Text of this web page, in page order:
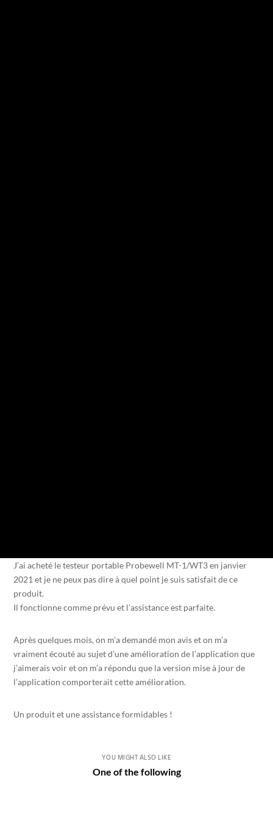
J’ai acheté le testeur portable Probewell MT-1/WT3 en janvier
2021 et je ne peux pas dire à quel point je suis satisfait de ce
produit.
Il fonctionne comme prévu et l’assistance est parfaite.
Après quelques mois, on m’a demandé mon avis et on m’a
vraiment écouté au sujet d’une amélioration de l’application que
j’aimerais voir et on m’a répondu que la version mise à jour de
l’application comporterait cette amélioration.
Un produit et une assistance formidables !
YOU MIGHT ALSO LIKE
One of the following